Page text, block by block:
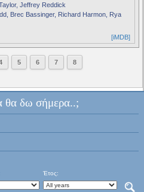
Jeffrey Reddick
Brec Bassinger, Richard Harmon, Rya
[iMDB]
5 6 7 8
θα δω σήμερα..;
Έτος: